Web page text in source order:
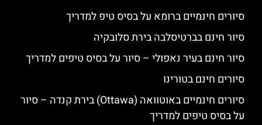
סיורים חינמיים ברומא על בסיס טיפ למדריך
סיור חינם בברטיסלבה בירת סלובקיה
סיור חינם בעיר נאפולי – סיור על בסיס טיפים למדריך
סיורים חינם בטורינו
סיורים חינמיים באוטוואה (Ottawa) בירת קנדה – סיור
על בסיס טיפים למדריך